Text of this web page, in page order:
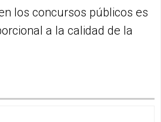
los concursos públicos es
a la calidad de la